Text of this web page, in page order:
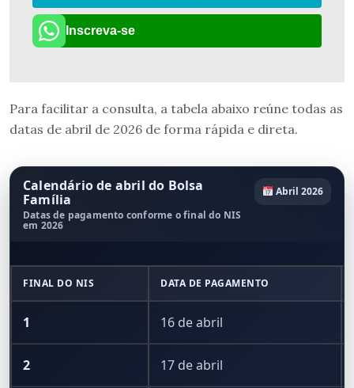
Inscreva-se
Para facilitar a consulta, a tabela abaixo reúne todas as
datas de abril de 2026 de forma rápida e direta.
Calendário de abril do Bolsa
Família
Datas de pagamento conforme o final do NIS
em 2026
Abril 2026
FINAL DO NIS DATA DE PAGAMENTO
1 16 de abril
2 17 de abril